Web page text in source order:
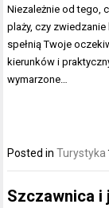
Niezależnie od tego,
plaży, czy
spełnią Twoje
kierunków i
wymarzone…
Posted inTurystyka
Szczawnica i